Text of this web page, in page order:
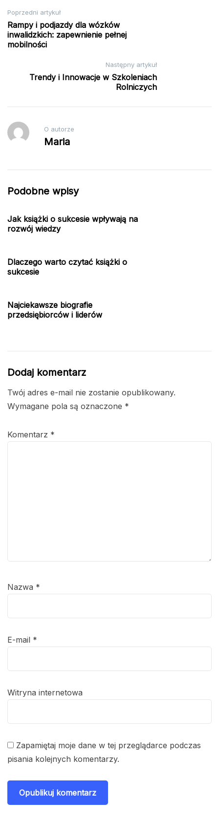
Nawigacja
wpisu
Poprzedni artykuł
Rampy i podjazdy dla wózków
inwalidzkich: zapewnienie pełnej
mobilności
Następny artykuł
Trendy i Innowacje w Szkoleniach
Rolniczych
O autorze
Maria
Podobne wpisy
Jak książki o sukcesie wpływają na
rozwój wiedzy
Dlaczego warto czytać książki o
sukcesie
Najciekawsze biografie
przedsiębiorców i liderów
Dodaj komentarz
Twój adres e-mail nie zostanie opublikowany.
Wymagane pola są oznaczone *
Komentarz *
Nazwa *
E-mail *
Witryna internetowa
Zapamiętaj moje dane w tej przeglądarce podczas
pisania kolejnych komentarzy.